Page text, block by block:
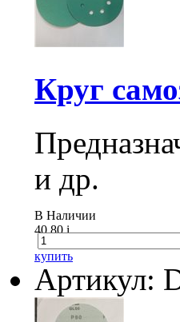
Круг
и др.
В Наличии
40.80i
купить
Артикул: